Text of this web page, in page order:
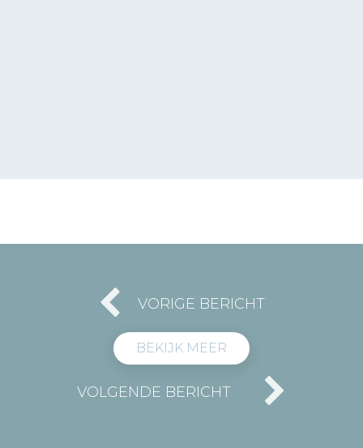
VORIGE BERICHT
BEKIJK MEER
VOLGENDE BERICHT